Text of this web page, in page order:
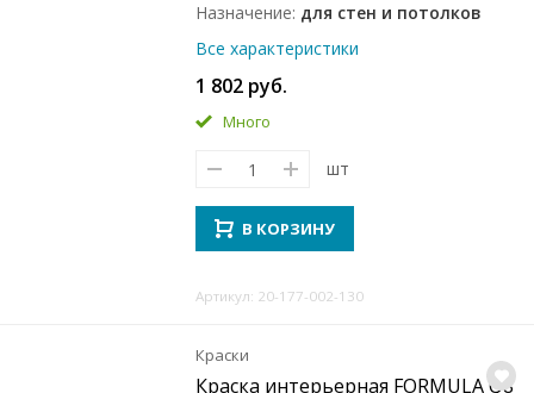
Назначение для стен и потолков
Все характеристики
1 802 руб.
Много
шт
В КОРЗИНУ
Артикул: 20-177-002-130
Краски
Краска интерьерная FORMULA Q8